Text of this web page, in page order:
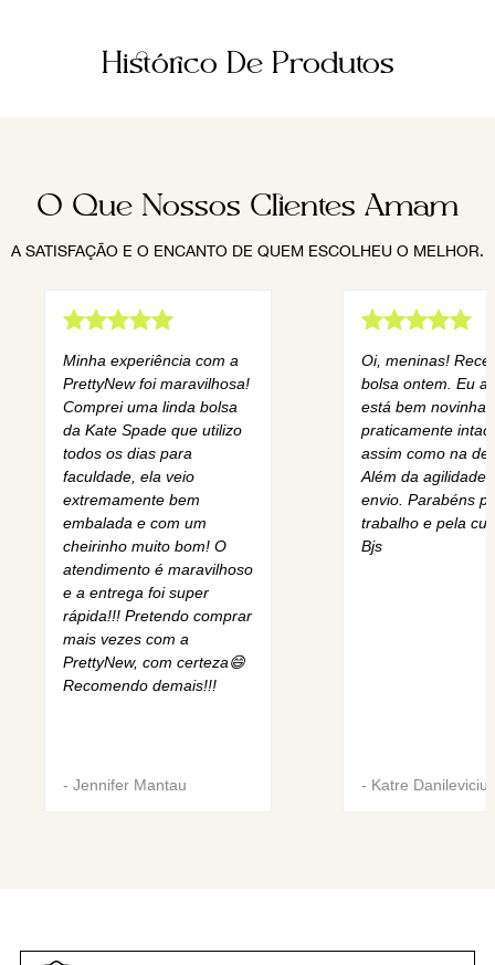
Histórico De Produtos
O Que Nossos Clientes Amam
A SATISFAÇÃO E O ENCANTO DE QUEM ESCOLHEU O MELHOR.
Minha experiência com a
PrettyNew foi maravilhosa!
Comprei uma linda bolsa
da Kate Spade que utilizo
todos os dias para
faculdade, ela veio
extremamente bem
embalada e com um
cheirinho muito bom! O
atendimento é maravilhoso
e a entrega foi super
rápida!!! Pretendo comprar
mais vezes com a
PrettyNew, com certeza😄
Recomendo demais!!!
- Jennifer Mantau
Oi, meninas!
bolsa ontem. Eu
está bem novinha,
praticamente
assim como na
Além da agilidade
envio. Parabéns
trabalho e pela
Bjs
- Katre Danilevicius